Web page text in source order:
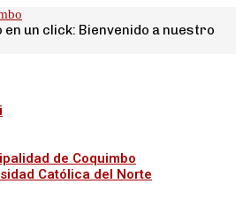
en un click: Bienvenido a nuestro
de Coquimbo
Católica del Norte